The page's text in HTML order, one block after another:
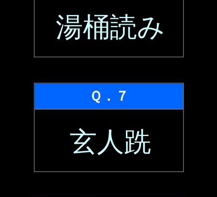
湯桶読み
Ｑ．７
玄人跣